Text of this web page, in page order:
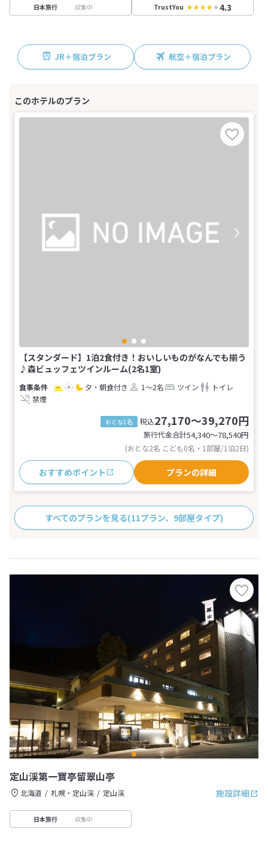
日本旅行 収集中 TrustYou 4.3
JR＋宿泊プラン 航空＋宿泊プラン
【スタンダード】1泊2食付き！おいしいものがなんでも揃う
♪森ビュッフェツインルーム(2名1室)
夕・朝食付き 1～2名 ツイン
トイレ
禁煙
おとな1名 税込27,170～39,270円
旅行代金合計54,340〜78,540円
(おとな2名 こども0名・1部屋/1泊2日)
おすすめポイント プランの詳細
すべてのプランを見る(11プラン、9部屋タイプ)
定山渓第一寶亭留翠山亭
施設詳細
北海道 札幌・定山渓 定山渓
日本旅行 収集中